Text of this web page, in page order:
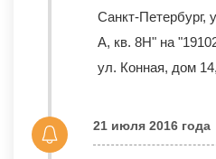
Санкт-Петербург,
А, кв. 8Н" на
ул. Конная, дом
21 июля 2016 года